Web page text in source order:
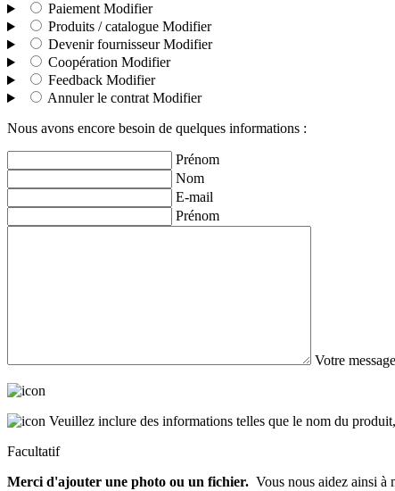
Paiement Modifier
Produits / catalogue Modifier
Devenir fournisseur Modifier
Coopération Modifier
Feedback Modifier
Annuler le contrat Modifier
Nous avons encore besoin de quelques informations :
Prénom
Nom
E-mail
Prénom
Votre
Veuillez inclure des informations telles que le nom du
Facultatif
Merci d'ajouter une photo ou un fichier. Vous nous aidez ainsi à